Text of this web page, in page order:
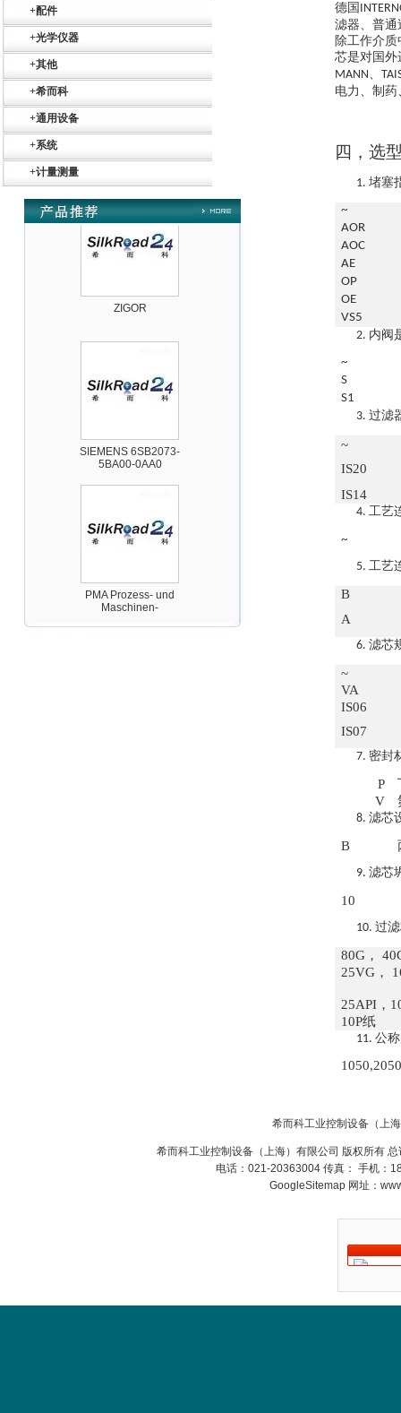
+配件
+光学仪器
+其他
+希而科
+通用设备
+系统
+计量测量
SR+KH-AFB AF24-
ZIGOR
SIEMENS 6SB2073-
5BA00-0AA0
PMA Prozess- und
Maschinen-
Automation GmbH
DRAGER氧气检测仪
德国
滤器、普通
除工作介
芯是对国外
MANN、
电力、制
四，选
1. 堵塞
~
AOR
AOC
AE
OP
OE
VS5
2. 内阀
~
S
S1
3. 过滤
~
IS20
IS14
4. 工艺
~
5. 工艺
B
A
6. 滤芯
~
VA
IS06
IS07
7. 密封
P
V
8. 滤芯
B
9. 滤芯
10
10. 过
80G，
25VG，
25API，
10P纸
11. 公
1050,2050
希而科工业控制设备（上
希而科工业控制设备（上海）有限公司 版权所有
电话：021-20363004 传真： 手机：
GoogleSitemap网址：